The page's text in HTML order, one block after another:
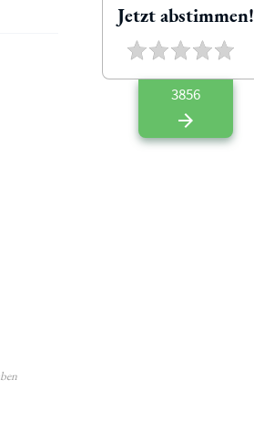
Jetzt abstimmen!
3856